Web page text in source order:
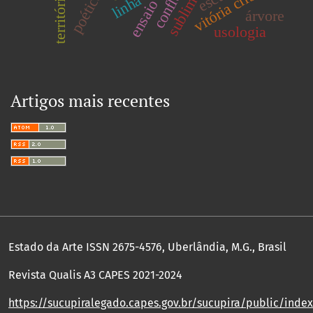
território usologia
árvore
linha
Artigos mais recentes
Estado da Arte ISSN 2675-4576, Uberlândia, M.G., Brasil
Revista Qualis A3 CAPES 2021-2024
https://sucupiralegado.capes.gov.br/sucupira/public/